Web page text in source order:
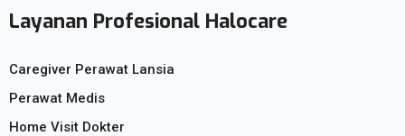
Layanan Profesional Halocare
Caregiver Perawat Lansia
Perawat Medis
Home Visit Dokter